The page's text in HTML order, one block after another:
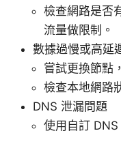
檢查網路是否
流量做限制。
數據過慢或高延
嘗試更換節點
檢查本地網路
DNS 泄漏問題
使用自訂 DNS